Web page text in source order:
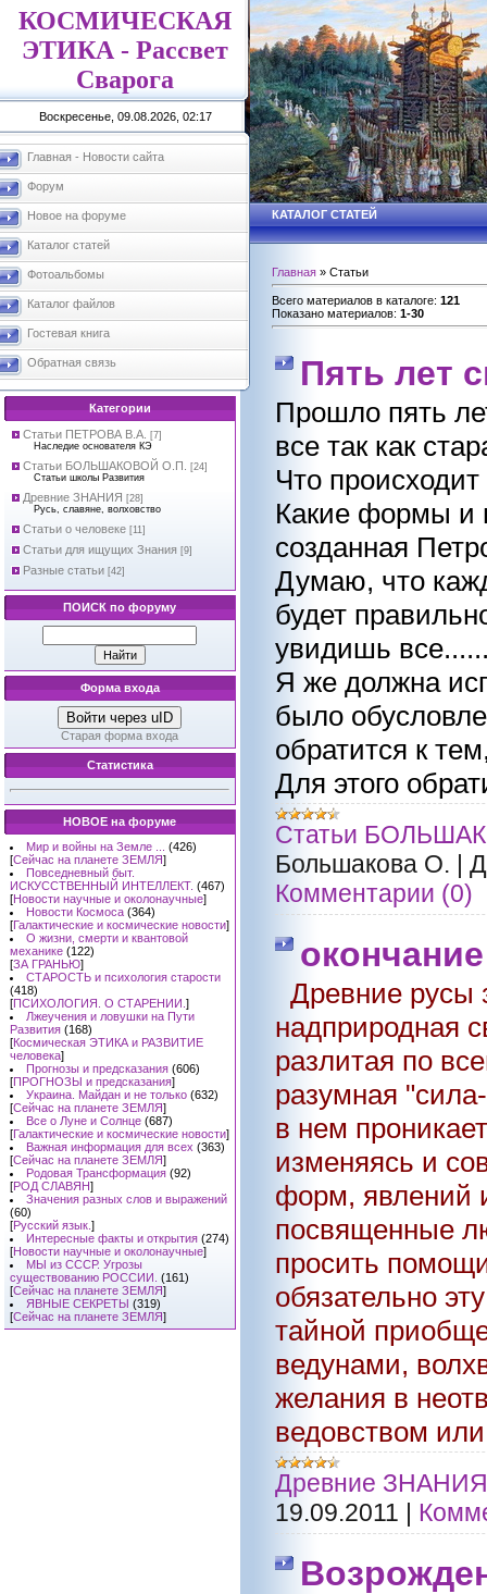
КОСМИЧЕСКАЯ
ЭТИКА - Рассвет
Сварога
Воскресенье, 09.08.2026, 02:17
Главная - Новости сайта
Форум
Новое на форуме
Каталог статей
Фотоальбомы
Каталог файлов
Гостевая книга
Обратная связь
Категории
Статьи ПЕТРОВА В.А.
[7]
Наследие основателя КЭ
Статьи БОЛЬШАКОВОЙ О.П.
[24]
Статьи школы Развития
Древние ЗНАНИЯ [28]
Русь, славяне, волховство
Статьи о человеке [11]
Статьи для ищущих Знания [9]
Разные статьи [42]
ПОИСК по форуму
Форма входа
Войти через uID
Старая форма входа
Статистика
НОВОЕ на форуме
Мир и войны на Земле ...
(426)
[Сейчас на планете ЗЕМЛЯ]
Повседневный быт.
ИСКУССТВЕННЫЙ ИНТЕЛЛЕКТ. (467)
[Новости научные и околонаучные]
Новости Космоса (364)
[Галактические и космические новости]
О жизни, смерти и квантовой
механике (122)
[ЗА ГРАНЬЮ]
СТАРОСТЬ и психология старости
(418)
[ПСИХОЛОГИЯ. О СТАРЕНИИ. ]
Лжеучения и ловушки на Пути
Развития (168)
[Космическая ЭТИКА и РАЗВИТИЕ
человека]
Прогнозы и предсказания (606)
[ПРОГНОЗЫ и предсказания]
Украина. Майдан и не только (632)
[Сейчас на планете ЗЕМЛЯ]
Все о Луне и Солнце (687)
[Галактические и космические новости]
Важная информация для всех (363)
[Сейчас на планете ЗЕМЛЯ]
Родовая Трансформация (92)
[РОД СЛАВЯН]
Значения разных слов и выражений
(60)
[Русский язык. ]
Интересные факты и открытия (274)
[Новости научные и околонаучные]
МЫ из СССР. Угрозы
существованию РОССИИ. (161)
[Сейчас на планете ЗЕМЛЯ]
ЯВНЫЕ СЕКРЕТЫ (319)
[Сейчас на планете ЗЕМЛЯ]
КАТАЛОГ СТАТЕЙ
Главная » Статьи
Всего материалов в каталоге: 121
Показано материалов: 1-30
Пять лет
Прошло пять
все так как
Что
Какие формы и
созданная
Думаю, что
будет
увидишь
Я же должна
было
обратится к
Для этого
Статьи
Большакова О. |
Комментарии (0)
Древние русы
надприродная
разлитая по
разумная
в нем
изменяясь и
форм, явлений
посвященные
просить
обязательно
тайной
ведунами,
желания в
ведовством
Древние ЗНАНИЯ
19.09.2011 |